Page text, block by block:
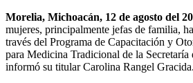
Morelia, Michoacán, 12 de agosto del
mujeres, principalmente jefas de familia,
través del Programa de Capacitación y
para Medicina Tradicional de la Secretaría
informó su titular Carolina Rangel Gracida.